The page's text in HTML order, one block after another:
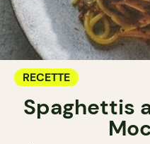
RECETTE
Spaghettis